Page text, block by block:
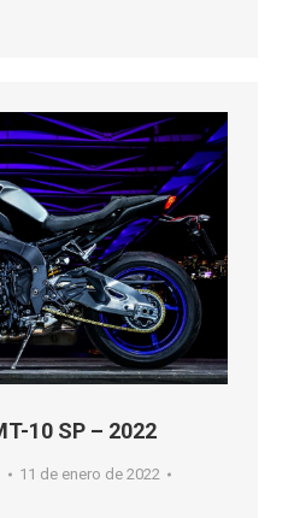
10 SP – 2022
11 de enero de 2022